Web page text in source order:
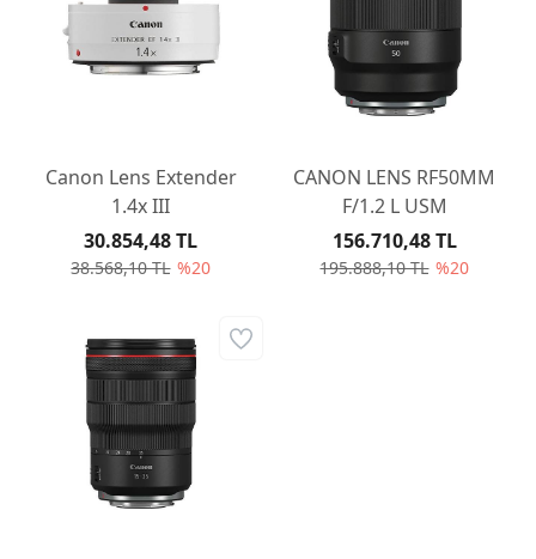
Canon Lens Extender
1.4x III
38.568,10 TL %20
30.854,48 TL
CANON LENS RF50MM
F/1.2 L USM
195.888,10 TL %20
156.710,48 TL